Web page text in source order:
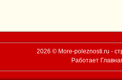
2026 © More-poleznosti.ru -
Работает